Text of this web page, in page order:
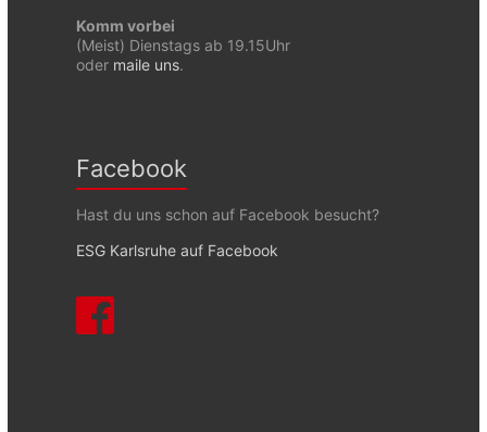
Komm vorbei
(Meist) Dienstags ab 19.15Uhr
oder maile uns.
Facebook
Hast du uns schon auf Facebook besucht?
ESG Karlsruhe auf Facebook